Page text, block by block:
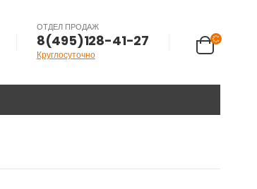
ОТДЕЛ ПРОДАЖ
8(495)128-41-27
Круглосуточно